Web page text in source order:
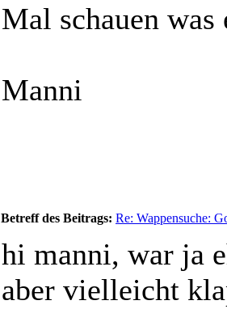
Mal schauen was
Manni
Betreff des Beitrags: Re: Wappensuche:
hi manni, war ja
aber vielleicht